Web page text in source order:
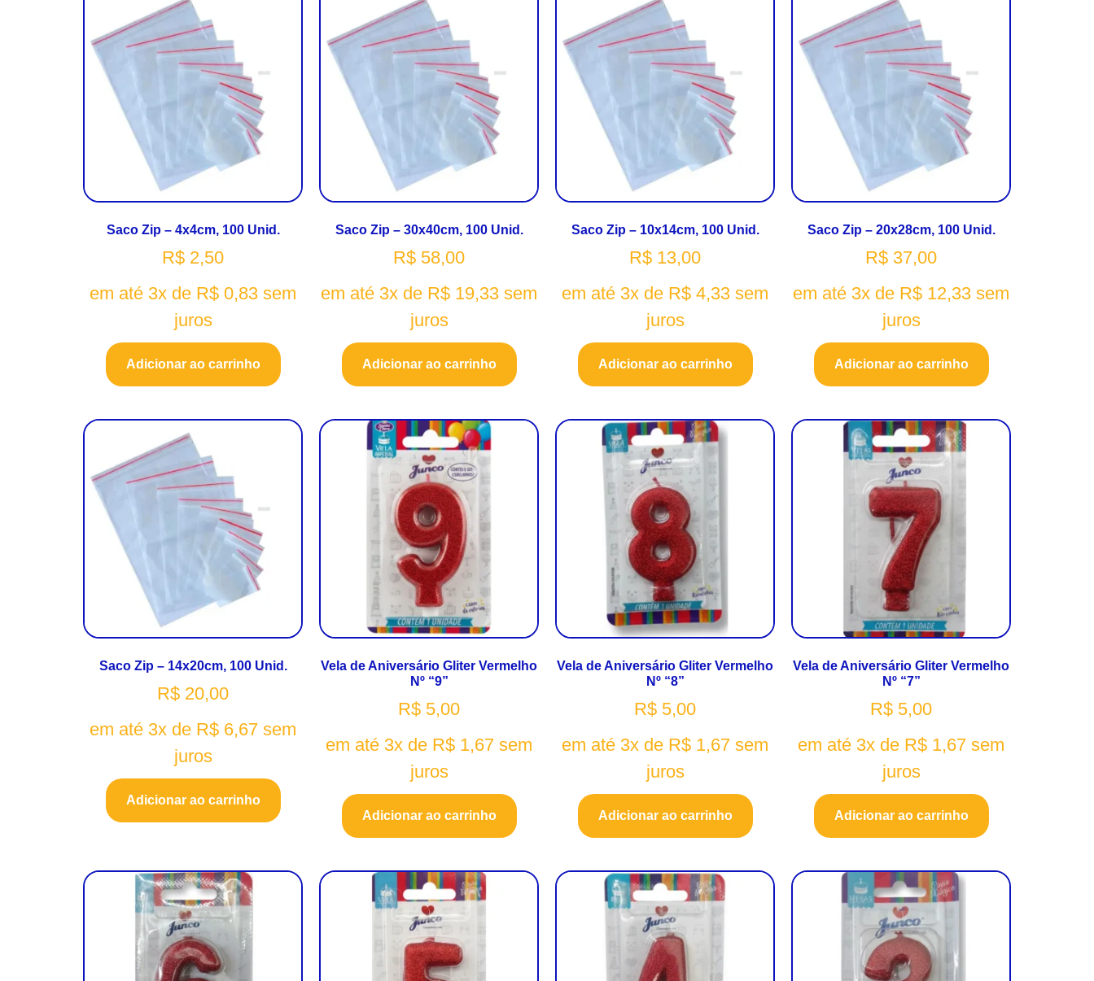
Saco Zip – 4x4cm, 100 Unid.
R$ 2,50
em até 3x de R$ 0,83 sem
juros
Adicionar ao carrinho
Saco Zip – 30x40cm, 100 Unid.
R$ 58,00
em até 3x de R$ 19,33 sem
juros
Adicionar ao carrinho
Saco Zip – 10x14cm, 100 Unid.
R$ 13,00
em até 3x de R$ 4,33 sem
juros
Adicionar ao carrinho
Saco Zip – 20x28cm, 100 Unid.
R$ 37,00
em até 3x de R$ 12,33 sem
juros
Adicionar ao carrinho
Saco Zip – 14x20cm, 100 Unid.
R$ 20,00
em até 3x de R$ 6,67 sem
juros
Adicionar ao carrinho
Vela de Aniversário Gliter Vermelho
Nº “9”
R$ 5,00
em até 3x de R$ 1,67 sem
juros
Adicionar ao carrinho
Vela de Aniversário Gliter Vermelho
Nº “8”
R$ 5,00
em até 3x de R$ 1,67 sem
juros
Adicionar ao carrinho
Vela de Aniversário Gliter Vermelho
Nº “7”
R$ 5,00
em até 3x de R$ 1,67 sem
juros
Adicionar ao carrinho